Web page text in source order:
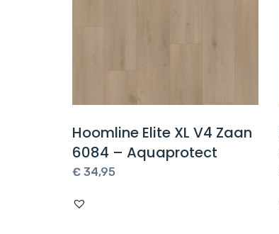
Hoomline Elite XL V4 Zaan
6084 – Aquaprotect
€ 34,95